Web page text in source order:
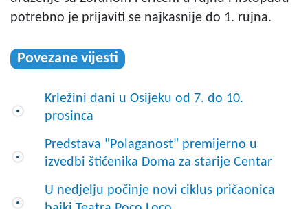
potrebno je prijaviti se najkasnije do 1. rujna.
Povezane vijesti
Krležini dani u Osijeku od 7. do 10.
prosinca
Predstava "Polaganost" premijerno u
izvedbi štićenika Doma za starije Centar
U nedjelju počinje novi ciklus pričaonica